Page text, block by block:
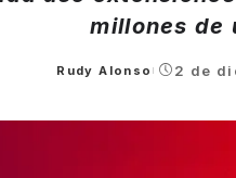
millones de
Posted
Rudy Alonso 2 de